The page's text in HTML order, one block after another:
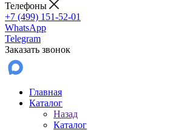
Телефоны
+7 (499) 151-52-01
WhatsApp
Telegram
Заказать звонок
Главная
Каталог
Назад
Каталог